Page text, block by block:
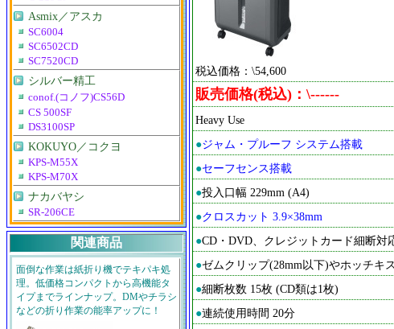
税込価格：\54,600
販売価格(税込)：\------
Heavy Use
●ジャム・プルーフ システム搭載
●セーフセンス搭載
●投入口幅 229mm (A4)
●クロスカット 3.9×38mm
●CD・DVD、クレジットカード細断対
●ゼムクリップ(28mm以下)やホッチキ
●細断枚数 15枚 (CD類は1枚)
●連続使用時間 20分
Asmix／アスカ
SC6004
SC6502CD
SC7520CD
シルバー精工
conof.(コノフ)CS56D
CS 500SF
DS3100SP
KOKUYO／コクヨ
KPS-M55X
KPS-M70X
ナカバヤシ
SR-206CE
関連商品
面倒な作業は紙折り機でテキパキ処
理。低価格コンパクトから高機能タ
イプまでラインナップ。DMやチラシ
などの折り作業の能率アップに！